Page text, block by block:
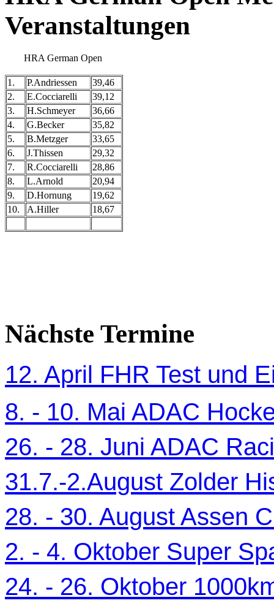
Veranstaltungen
HRA German Open
1. P.Andriessen
39,46
2.
E.Cocciarelli
39,12
3.
H.Schmeyer
36,66
4.
G.Becker
35,82
5.
B.Metzger
33,65
6.
J.Thissen
29,32
7.
R.Cocciarelli
28,86
8.
L.Arnold
20,94
9.
D.Hornung
19,62
10.
A.Hiller 18,67
Nächste Termine
12. April FHR Test und
8. - 10. Mai ADAC
26. - 28. Juni ADAC
31.7.-2.August Zolder
28. - 30. August Assen
2. - 4. Oktober Super
24. - 26. Oktober